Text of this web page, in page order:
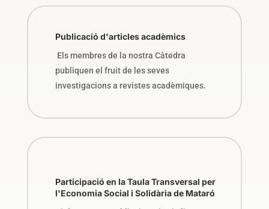
Publicació d'articles acadèmics
Els membres de la nostra Càtedra
publiquen el fruit de les seves
investigacions a revistes acadèmiques.
Participació en la Taula Transversal per
l'Economia Social i Solidària de Mataró